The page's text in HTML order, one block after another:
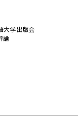
大学出版会
論